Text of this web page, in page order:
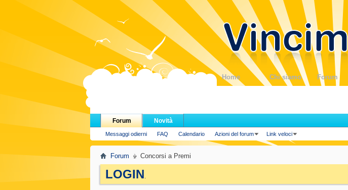
Home Chi siamo Forum
Forum
Messaggi odierni FAQ Calendario Azioni del forum Link veloci
Novità
Forum Concorsi a Premi
LOGIN.